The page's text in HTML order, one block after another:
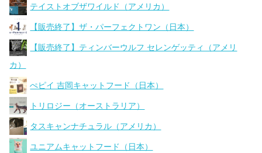
テイストオブザワイルド（アメリカ）
【販売終了】ザ・パーフェクトワン（日本）
【販売終了】ティンバーウルフ セレンゲッティ（アメリ
カ）
ぺピイ 吉岡キャットフード（日本）
トリロジー（オーストラリア）
タスキャンナチュラル（アメリカ）
ユニアムキャットフード（日本）